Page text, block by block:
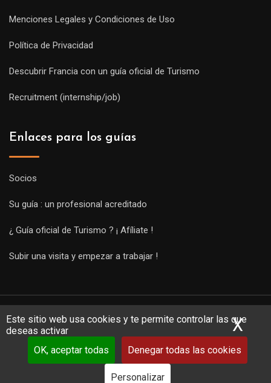
Este sitio web usa cookies y te permite controlar las que
deseas activar
OK, aceptar todas
Denegar todas las cookies
Personalizar
X
Menciones Legales y Condiciones de Uso
Política de Privacidad
Descubrir Francia con un guía oficial de Turismo
Recruitment (internship/job)
Enlaces para los guías
Socios
Su guía : un profesional acreditado
¿ Guía oficial de Turismo ? ¡ Afíliate !
Subir una visita y empezar a trabajar !
Copyright Guides 2021. Tous droits réservés.
Développement
web sur mesurepar iSoluce